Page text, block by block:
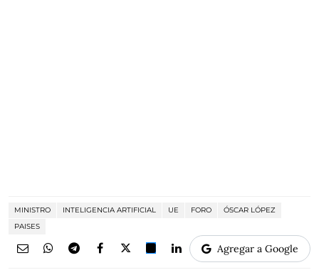
MINISTRO INTELIGENCIA ARTIFICIAL UE FORO
ÓSCAR LÓPEZ
PAISES
Agregar a Google